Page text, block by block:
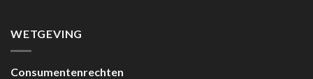
WETGEVING
Consumentenrechten